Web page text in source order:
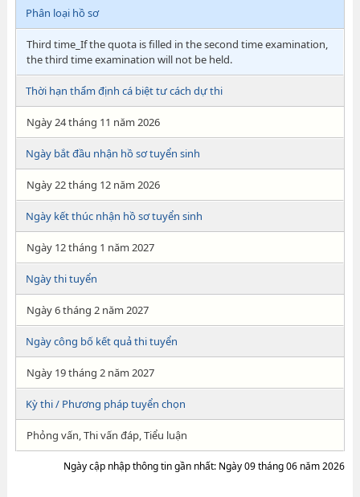
Phân loại hồ sơ
Third time_If the quota is filled in the second time examination,
the third time examination will not be held.
Thời hạn thẩm định cá biệt tư cách dự thi
Ngày 24 tháng 11 năm 2026
Ngày bắt đầu nhận hồ sơ tuyển sinh
Ngày 22 tháng 12 năm 2026
Ngày kết thúc nhận hồ sơ tuyển sinh
Ngày 12 tháng 1 năm 2027
Ngày thi tuyển
Ngày 6 tháng 2 năm 2027
Ngày công bố kết quả thi tuyển
Ngày 19 tháng 2 năm 2027
Kỳ thi / Phương pháp tuyển chọn
Phỏng vấn, Thi vấn đáp, Tiểu luận
Ngày cập nhập thông tin gần nhất: Ngày 09 tháng 06 năm 2026